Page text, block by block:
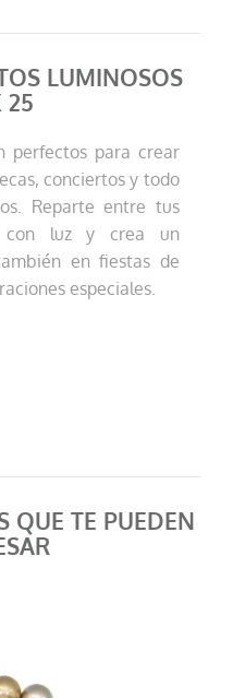
LUMINOSOS
25
perfectos para crear
conciertos y todo
Reparte entre tus
con luz y crea un
en fiestas de
especiales.
QUE TE PUEDEN